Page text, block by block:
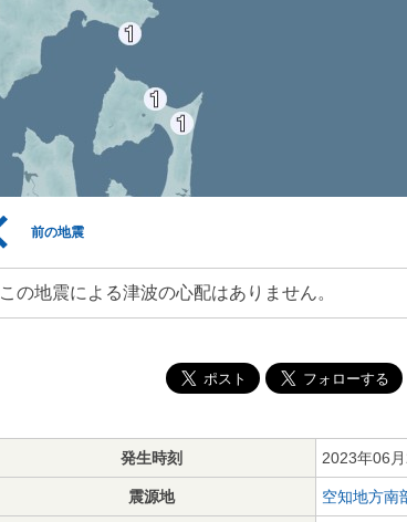
前の地震
この地震による津波の心配はありません。
発生時刻 2023年06
震源地 空知地方南